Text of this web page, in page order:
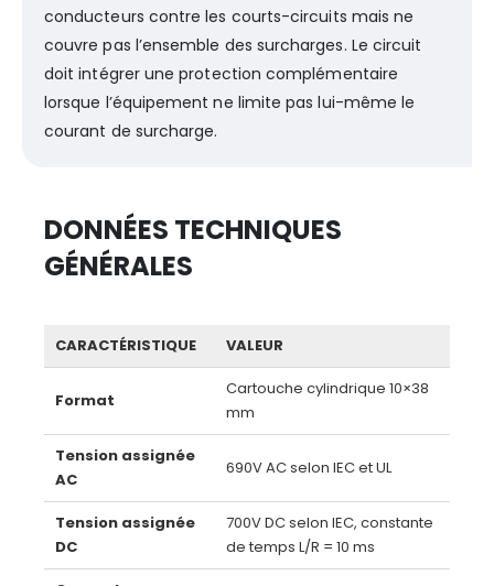
conducteurs contre les courts-circuits mais ne
couvre pas l’ensemble des surcharges. Le circuit
doit intégrer une protection complémentaire
lorsque l’équipement ne limite pas lui-même le
courant de surcharge.
DONNÉES TECHNIQUES
GÉNÉRALES
CARACTÉRISTIQUE VALEUR
Format
Cartouche cylindrique 10×38
mm
Tension assignée
AC
690V AC selon IEC et UL
Tension assignée
DC
700V DC selon IEC, constante
de temps L/R = 10 ms